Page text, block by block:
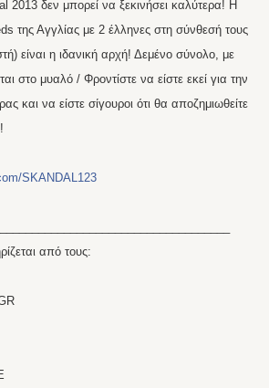
δεν μπορεί να ξεκινήσει καλύτερα! Η
της Αγγλίας με 2 έλληνες στη σύνθεσή τους
είναι η ιδανική αρχή! Δεμένο σύνολο, με
στο μυαλό / Φροντίστε να είστε εκεί για την
και να είστε σίγουροι ότι θα αποζημιωθείτε
SKANDAL123
από τους: